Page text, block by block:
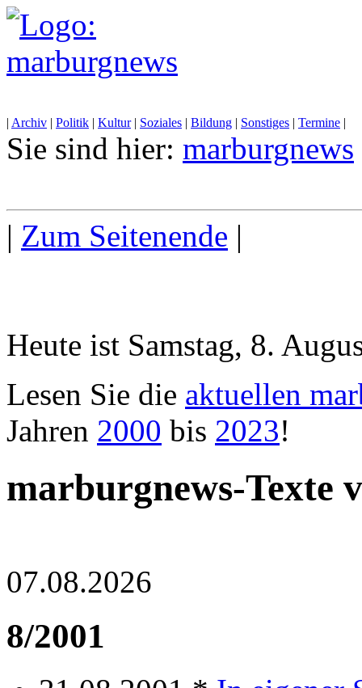
| Archiv | Politik | Kultur| Soziales | Bildung | Sonstiges | Termine |
Sie sind hier: marburgnews
| Zum Seitenende |
Heute ist Samstag, 8.
Lesen Sie die aktuellen
Jahren 2000 bis 2023!
marburgnews-Texte
07.08.2026
8/2001